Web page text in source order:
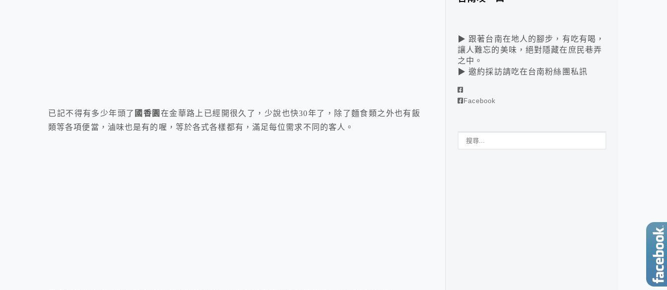
已記不得有多少年頭了 國香園 在金華路上已經開很久了，少說也快30年了，除了麵食類之外也有飯
類等各項便當，滷味也是有的喔，等於各式各樣都有，滿足每位需求不同的客人。
▶ 跟著台南在地人的腳步，有吃有喝，
讓人難忘的美味，絕對隱藏在庶民巷弄
之中。
▶ 邀約採訪請吃在台南粉絲團私訊
Facebook